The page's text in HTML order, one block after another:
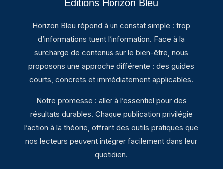
Editions Horizon Bleu
Horizon Bleu répond à un constat simple : trop
d’informations tuent l’information. Face à la
surcharge de contenus sur le bien-être, nous
proposons une approche différente : des guides
courts, concrets et immédiatement applicables.
Notre promesse : aller à l’essentiel pour des
résultats durables. Chaque publication privilégie
l’action à la théorie, offrant des outils pratiques que
nos lecteurs peuvent intégrer facilement dans leur
quotidien.